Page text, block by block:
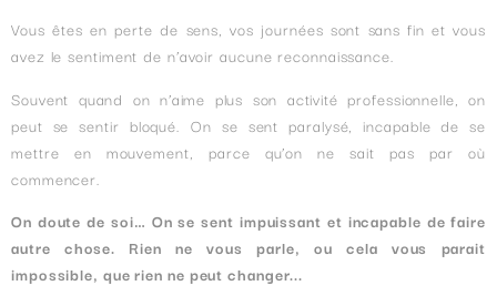
Vous êtes en perte de sens, vos journées sont sans fin et vous
avez le sentiment de n’avoir aucune reconnaissance.
Souvent quand on n’aime plus son activité professionnelle, on
peut se sentir bloqué. On se sent paralysé, incapable de se
mettre en mouvement, parce qu’on ne sait pas par où
commencer.
On doute de soi… On se sent impuissant et incapable de faire
autre chose. Rien ne vous parle, ou cela vous parait
impossible, que rien ne peut changer...